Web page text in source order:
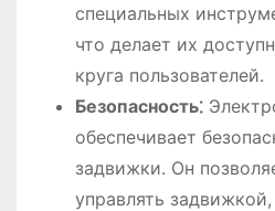
специальных
что делает их
круга пользователей.
Безопасность⁚
обеспечивает
задвижки. Он
управлять